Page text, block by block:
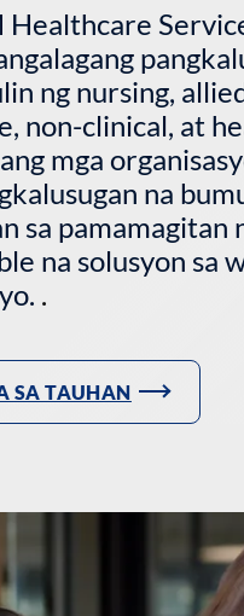
Healthcare
ng nursing,
non-clinical, at
mga
na
sa pamamagitan
na solusyon sa
.
SA TAUHAN